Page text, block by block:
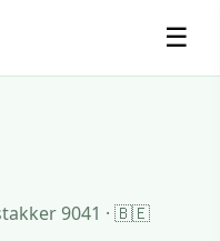
☰
9041 · 🇧🇪